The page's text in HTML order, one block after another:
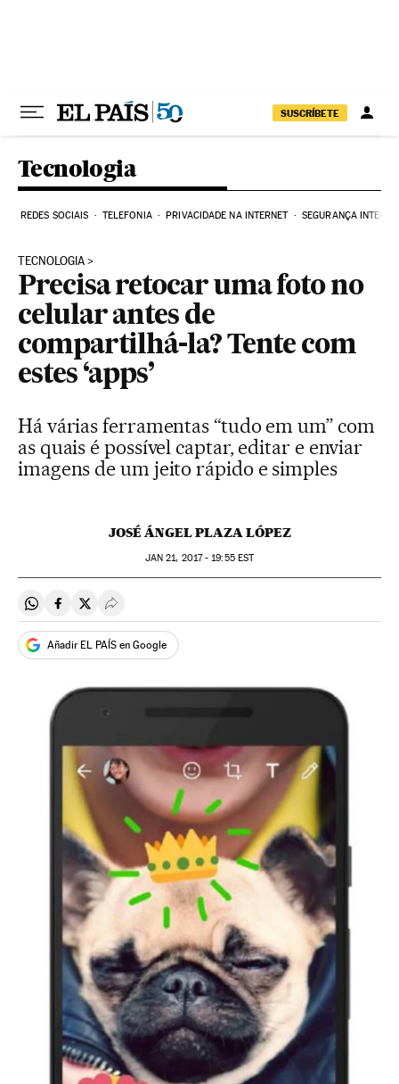
SUSCRÍBETE
Tecnologia
REDES SOCIAIS TELEFONIA PRIVACIDADE NA INTERNET SEGURANÇA
TECNOLOGIA
Precisa retocar uma foto no
celular antes de
compartilhá-la? Tente com
estes ‘apps’
Há várias ferramentas “tudo em um” com
as quais é possível captar, editar e enviar
imagens de um jeito rápido e simples
JOSÉ ÁNGEL PLAZA LÓPEZ
JAN 21, 2017 - 19:55EST
Compartir en Whatsapp
Compartir en Facebook
Compartir en Twitter
Desplegar Redes Sociales
Añadir EL PAÍS en Google